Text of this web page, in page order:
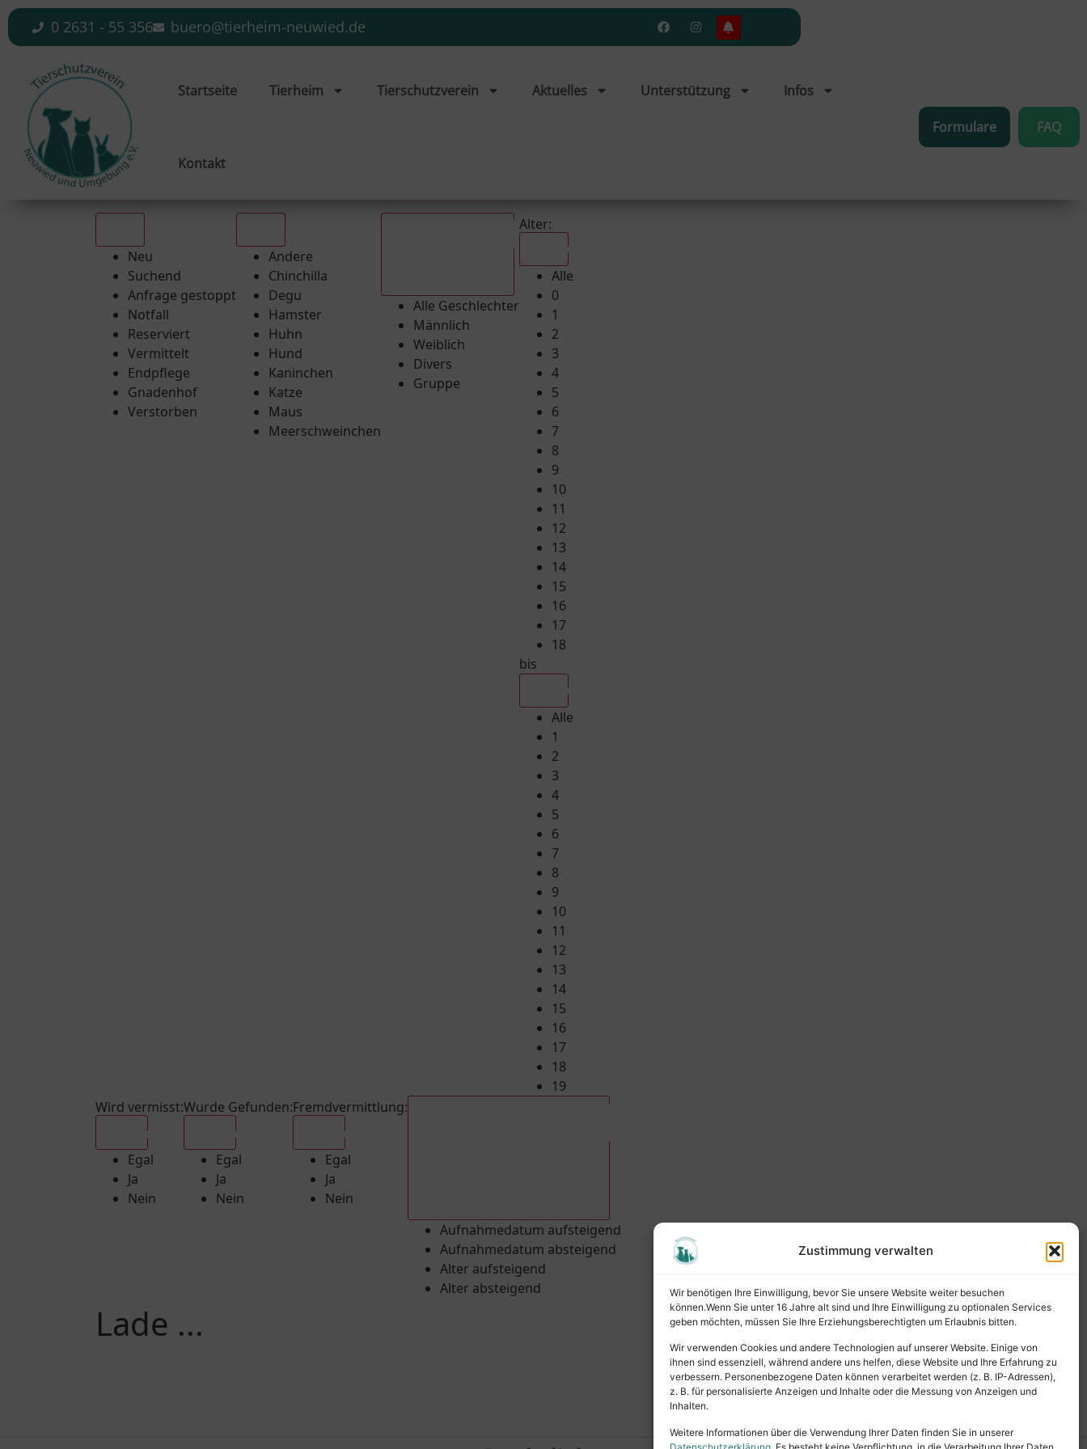
Zustimmung verwalten
Wir benötigen Ihre Einwilligung, bevor Sie unsere Website weiter besuchen
können.Wenn Sie unter 16 Jahre alt sind und Ihre Einwilligung zu optionalen Services
geben möchten, müssen Sie Ihre Erziehungsberechtigten um Erlaubnis bitten.
Wir verwenden Cookies und andere Technologien auf unserer Website. Einige von
ihnen sind essenziell, während andere uns helfen, diese Website und Ihre Erfahrung zu
verbessern. Personenbezogene Daten können verarbeitet werden (z. B. IP-Adressen),
z. B. für personalisierte Anzeigen und Inhalte oder die Messung von Anzeigen und
Inhalten.
Weitere Informationen über die Verwendung Ihrer Daten finden Sie in unserer
0 2631 - 55 356 buero@tierheim-neuwied.de
Startseite Tierheim Tierschutzverein Aktuelles Unterstützung Infos
Kontakt
Formulare FAQ
Neu
Suchend
Anfrage gestoppt
Notfall
Reserviert
Vermittelt
Endpflege
Gnadenhof
Verstorben
Andere
Chinchilla
Degu
Hamster
Huhn
Hund
Kaninchen
Katze
Maus
Meerschweinchen
Alle Geschlechter
Männlich
Weiblich
Divers
Gruppe
Alter:
Alle
0
1
2
3
4
5
6
7
8
9
10
11
12
13
14
15
16
17
18
bis
Alle
1
2
3
4
5
6
7
8
9
10
11
12
13
14
15
16
17
18
19
Wird vermisst:
Egal
Ja
Nein
Wurde Gefunden:
Egal
Ja
Nein
Fremdvermittlung:
Egal
Ja
Nein
Aufnahmedatum aufsteigend
Aufnahmedatum absteigend
Alter aufsteigend
Alter absteigend
Lade ...